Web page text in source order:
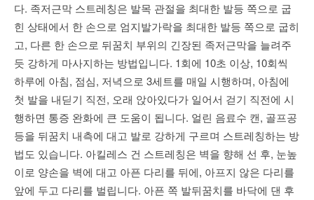
다. 족저근막 스트레칭은 발목 관절을 최대한 발등 쪽으로 굽
힌 상태에서 한 손으로 엄지발가락을 최대한 발등 쪽으로 굽히
고, 다른 한 손으로 뒤꿈치 부위의 긴장된 족저근막을 늘려주
듯 강하게 마사지하는 방법입니다. 1회에 10초 이상, 10회씩
하루에 아침, 점심, 저녁으로 3세트를 매일 시행하며, 아침에
첫 발을 내딛기 직전, 오래 앉아있다가 일어서 걷기 직전에 시
행하면 통증 완화에 큰 도움이 됩니다. 얼린 음료수 캔, 골프공
등을 뒤꿈치 내측에 대고 발로 강하게 구르며 스트레칭하는 방
법도 있습니다. 아킬레스 건 스트레칭은 벽을 향해 선 후, 눈높
이로 양손을 벽에 대고 아픈 다리를 뒤에, 아프지 않은 다리를
앞에 두고 다리를 벌립니다. 아픈 쪽 발뒤꿈치를 바닥에 댄 후